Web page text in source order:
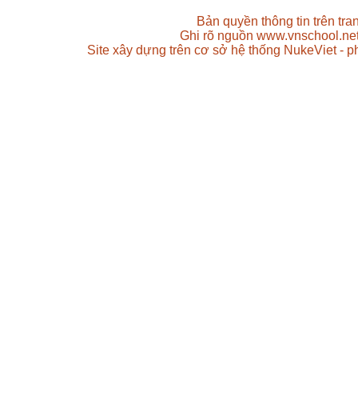
Bản quyền thông tin trên
Ghi rõ nguồn
Site xây dựng trên cơ sở hệ thống NukeViet -